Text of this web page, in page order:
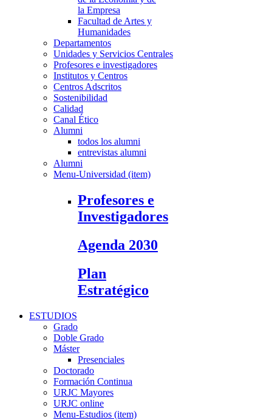
la Empresa
Facultad de Artes y
Humanidades
Departamentos
Unidades y Servicios Centrales
Profesores e investigadores
Institutos y Centros
Centros Adscritos
Sostenibilidad
Calidad
Canal Ético
Alumni
todos los alumni
entrevistas alumni
Alumni
Menu-Universidad (item)
Profesores e
Investigadores
Agenda 2030
Plan
Estratégico
ESTUDIOS
Grado
Doble Grado
Máster
Presenciales
Doctorado
Formación Continua
URJC Mayores
URJC online
Menu-Estudios (item)